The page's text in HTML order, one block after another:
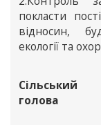
покласти
відносин,
екології та
Сільський
голова